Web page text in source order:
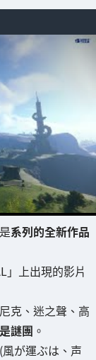
系列的全新作品
」上出現的影片
克、迷之聲、高
謎團 。
(風が運ぶは、声